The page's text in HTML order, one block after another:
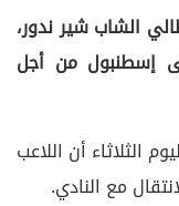
الشاب شير ندور،
إسطنبول من أجل
الثلاثاء أن اللاعب
مع النادي.